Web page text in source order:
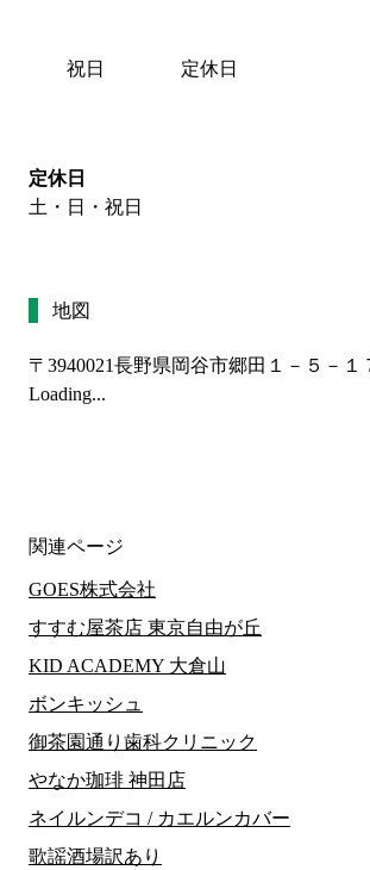
祝日 定休日
定休日
土・日・祝日
地図
〒3940021長野県岡谷市郷田１－５－１
Loading...
関連ページ
GOES株式会社
すすむ屋茶店 東京自由が丘
KID ACADEMY 大倉山
ボンキッシュ
御茶園通り歯科クリニック
やなか珈琲 神田店
ネイルンデコ / カエルンカバー
歌謡酒場訳あり